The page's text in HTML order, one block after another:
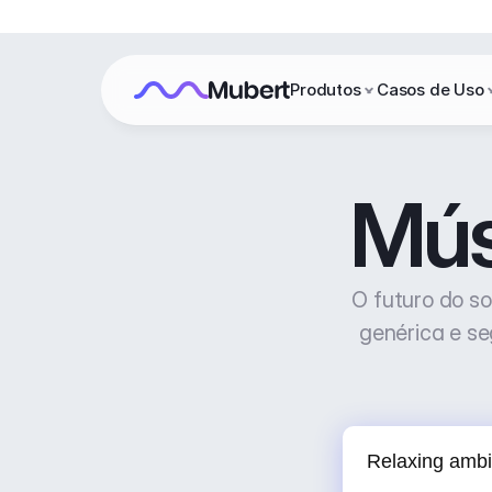
O futuro do
genérica e
Produtos Casos de Uso